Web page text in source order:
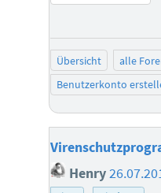
Übersicht alle
Benutzerkonto
Henry